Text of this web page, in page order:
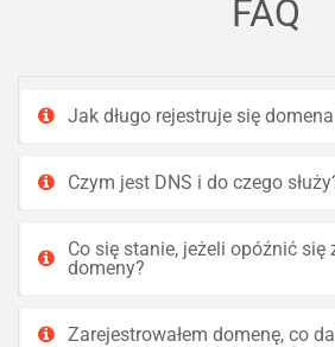
FAQ
Jak długo rejestruje się
Czym jest DNS i do czego
Co się stanie, jeżeli opóźnić się
domeny?
Zarejestrowałem domenę, co